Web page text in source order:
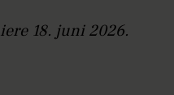
18. juni 2026.